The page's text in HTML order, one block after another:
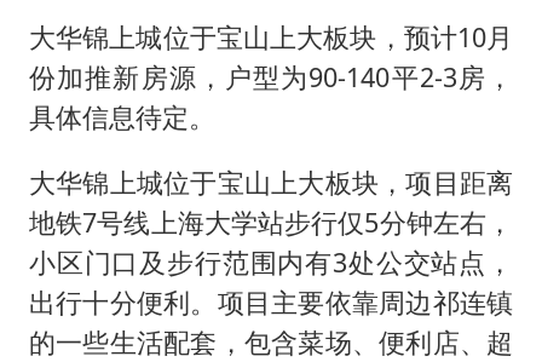
大华锦上城位于宝山上大板块，预计10月
份加推新房源，户型为90-140平2-3房，
具体信息待定。
大华锦上城位于宝山上大板块，项目距离
地铁7号线上海大学站步行仅5分钟左右，
小区门口及步行范围内有3处公交站点，
出行十分便利。项目主要依靠周边祁连镇
的一些生活配套，包含菜场、便利店、超